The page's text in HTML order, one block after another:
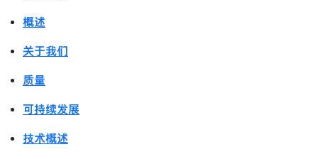
概述
关于我们
质量
可持续发展
技术概述